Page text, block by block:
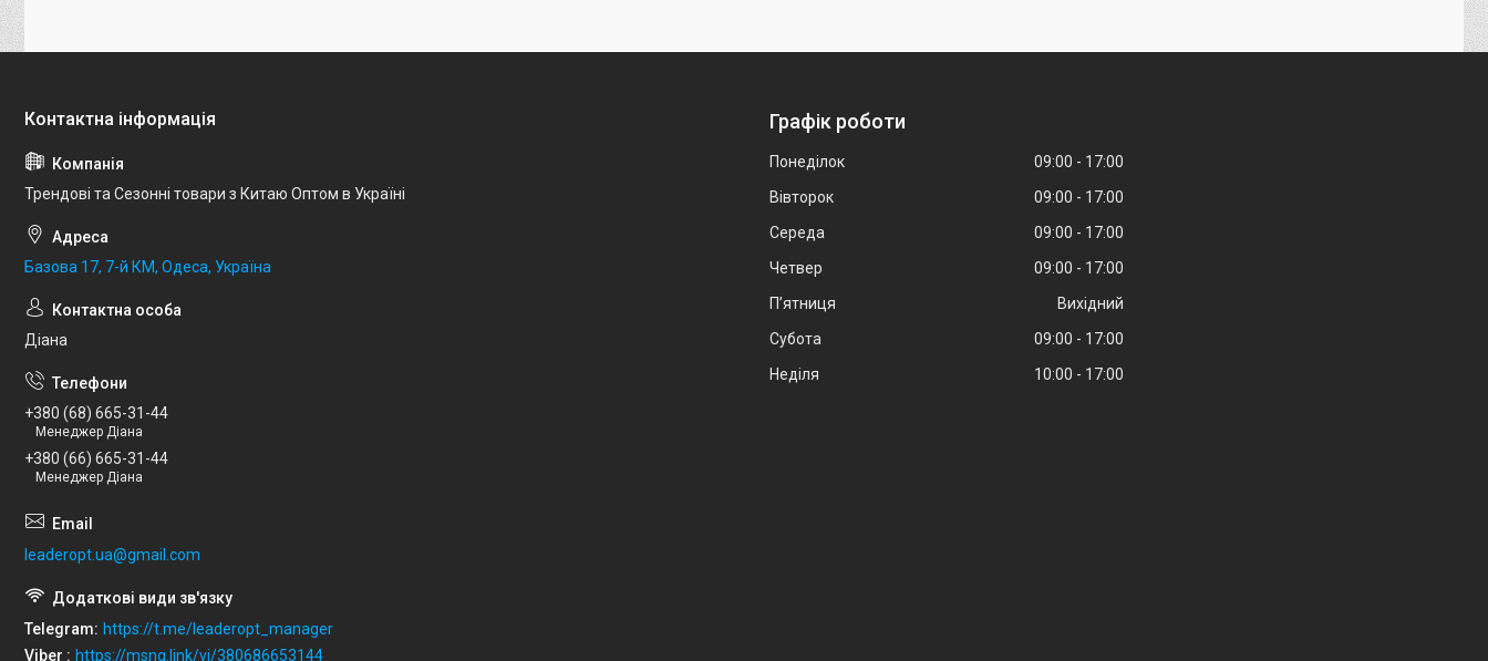
Трендові та Сезонні товари з Китаю Оптом в Україні
Базова 17, 7-й КМ, Одеса, Україна
Діана
+380 (68) 665-31-44
Менеджер Діана
+380 (66) 665-31-44
Менеджер Діана
leaderopt.ua@gmail.com
Telegram
https://t.me/leaderopt_manager
Viber
https://msng.link/vi/380686653144
Графік роботи
Понеділок 09:00
17:00
Вівторок
09:00
17:00
Середа
09:00
17:00
Четвер
09:00
17:00
Пʼятниця
Вихідний
Субота
09:00
17:00
Неділя
10:00 17:00